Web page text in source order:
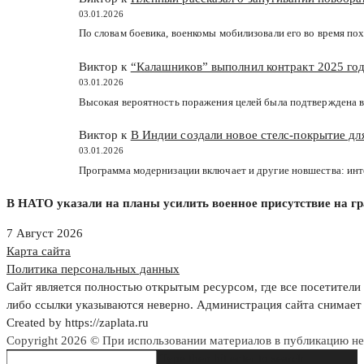
03.01.2026
По словам боевика, военкомы мобилизовали его во время
Виктор к “Калашников” выполнил контракт 2025
03.01.2026
Высокая вероятность поражения целей была
Виктор к В Индии создали новое стелс-покрытие
03.01.2026
Программа модернизации включает и другие новшества:
В НАТО указали на планы усилить военное присутствие на
7 Август 2026
Карта сайта
Политика персональных данных
Сайт является полностью открытым ресурсом, где все
либо ссылки указываются неверно. Администрация сайта
Created by https://zaplata.ru
Copyright 2026 © При использовании материалов в публикацию